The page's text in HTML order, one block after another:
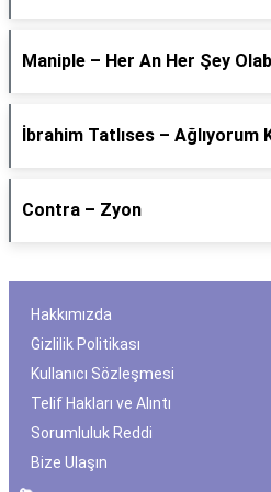
Maniple – Her An Her Şey
İbrahim Tatlıses – Ağlıyorum
Contra – Zyon
Hakkımızda
Gizlilik Politikası
Kullanıcı Sözleşmesi
Telif Hakları ve Alıntı
Sorumluluk Reddi
Bize Ulaşın